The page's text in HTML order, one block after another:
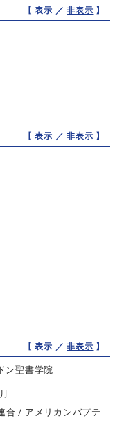
【 表示 ／非表示 】
【 表示 ／非表示 】
【 表示 ／非表示 】
ン聖書学院
合 / アメリカンバプテ